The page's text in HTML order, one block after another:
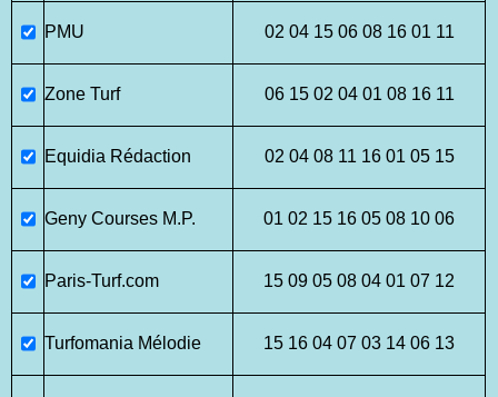
PMU 02 04 15 06 08 16 01 11
Zone Turf 06 15 02 04 01 08 16 11
Equidia Rédaction 02 04 08 11 16 01 05 15
Geny Courses M.P. 01 02 15 16 05 08 10 06
Paris-Turf.com 15 09 05 08 04 01 07 12
Turfomania Mélodie 15 16 04 07 03 14 06 13